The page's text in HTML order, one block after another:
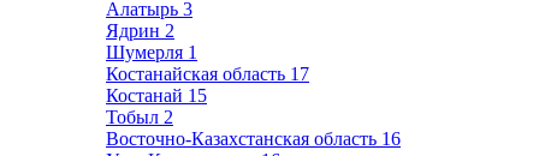
Алатырь 3
Ядрин 2
Шумерля 1
Костанайская область 17
Костанай 15
Тобыл 2
Восточно-Казахстанская область 16